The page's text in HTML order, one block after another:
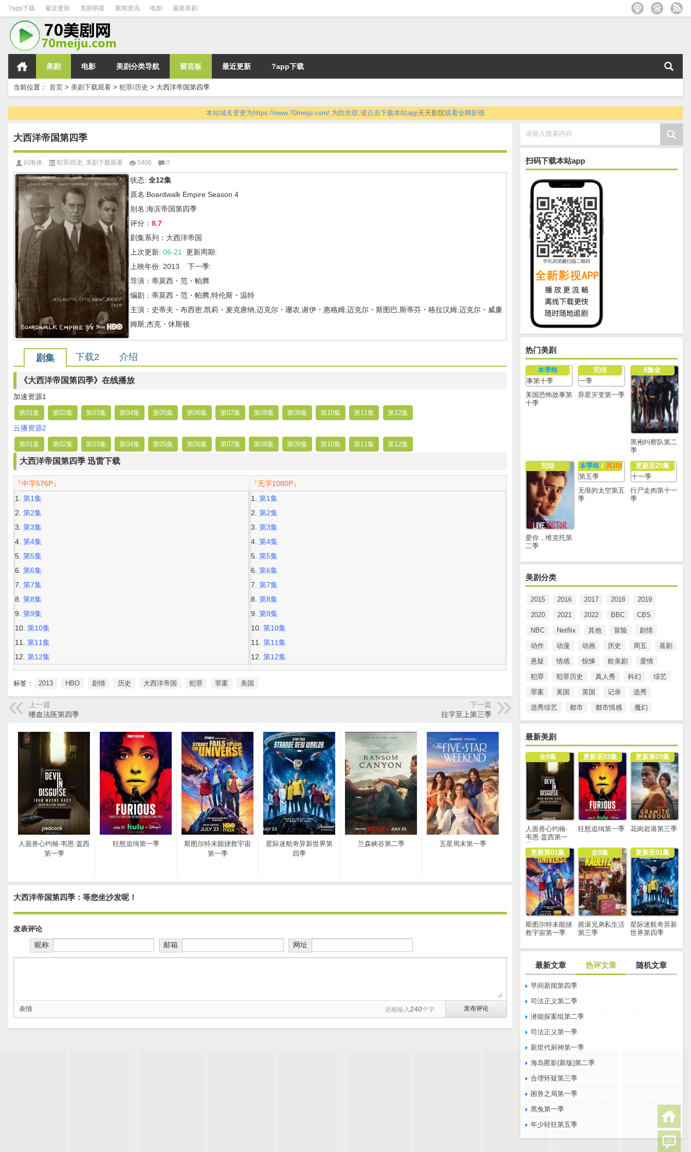
?app下载 最近更新 美剧明星 新闻资讯 电影 最新美剧
美剧 电影 美剧分类导航 留言板 最近更新 ?app下载
当前位置： 首页 > 美剧下载观看 > 犯罪/历史 > 大西洋帝国第四季
本站域名变更为https://www.70meiju.com/,为防失联,请点击下载本站app天天影院观看全网影视
请输入搜索内容
扫码下载本站app
热门美剧
本季终
美国恐怖故事第
十季
完结
异星灾变第一季
8集全
黑袍纠察队第二
季
完结
爱你，维克托第
二季
本季终/ 共10集
无垠的太空第五
季
更新至25集
行尸走肉第十一
季
美剧分类
2015 2016 2017 2018
2019
2020
2021 2022 BBC
CBS
NBC
Netflix 其他 冒险
剧情
动作
动漫 动画 历史 周五
喜剧
悬疑
情感 惊悚 欧美剧
爱情
犯罪
犯罪历史 真人秀 科幻
综艺
罪案
美国 英国 记录
选秀
选秀综艺
都市 都市情感 魔幻
最新美剧
全8集
人面兽心约翰·
韦恩·盖西第一
季
更新至03集
狂怒追缉第一季
更新第03集
花岗岩港第三季
更新第01集
斯图尔特未能拯
救宇宙第一季
全8集
摇滚兄弟私生活
第三季
更新至01集
星际迷航奇异新
世界第四季
最新文章 热评文章 随机文章
早间新闻第四季
司法正义第二季
潜能探案组第二季
司法正义第一季
新世代厨神第一季
海岛匿影(新版)第二季
合理怀疑第三季
困兽之局第一季
黑兔第一季
年少轻狂第五季
大西洋帝国第四季
闪电侠 犯罪/历史 美剧下载观看 5406 0
状态: 全12集
原名:Boardwalk Empire Season 4
别名:海滨帝国第四季
评分： 8.7
剧集系列：大西洋帝国
上次更新: 06-21
更新周期:
上映年份: 2013 下一季:
导演：蒂莫西・范・帕腾
编剧：蒂莫西・范・帕腾,特伦斯・温特
主演：史蒂夫・布西密,凯莉・麦克唐纳,迈克尔・珊农,谢伊・惠格姆,迈克尔・斯图巴,斯蒂芬・格拉汉姆,迈克尔・威廉
姆斯,杰克・休斯顿
剧集 下载2 介绍
《大西洋帝国第四季》在线播放
加速资源1
第01集 第02集 第03集 第04集 第05集 第06集 第07集 第08集 第09集 第10集 第11集 第12集
云播资源2
第01集 第02集 第03集 第04集 第05集 第06集 第07集 第08集 第09集 第10集 第11集 第12集
大西洋帝国第四季 迅雷下载
『中字576P』
第1集
第2集
第3集
第4集
第5集
第6集
第7集
第8集
第9集
第10集
第11集
第12集
『无字1080P』
第1集
第2集
第3集
第4集
第5集
第6集
第7集
第8集
第9集
第10集
第11集
第12集
标签： 2013 HBO 剧情 历史 大西洋帝国 犯罪 罪案 美国
上一篇
嗜血法医第四季
下一篇
拉字至上第三季
人面兽心约翰·韦恩·盖西
第一季
狂怒追缉第一季
斯图尔特未能拯救宇宙
第一季
星际迷航奇异新世界第
四季
兰森峡谷第二季 五星周末第一季
大西洋帝国第四季：等您坐沙发呢！
发表评论
昵称
邮箱 网址
表情 还能输入 240个字